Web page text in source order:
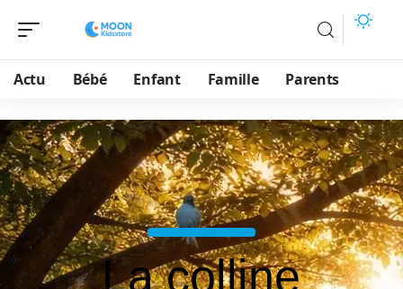
Actu Bébé Enfant Famille Parents
La colline